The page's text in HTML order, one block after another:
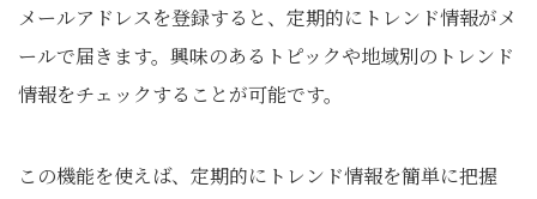
メールアドレスを登録すると、定期的にトレンド情報がメ
ールで届きます。興味のあるトピックや地域別のトレンド
情報をチェックすることが可能です。
この機能を使えば、定期的にトレンド情報を簡単に把握